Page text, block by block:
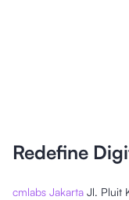
Redefine
cmlabs Jakarta Jl. Pluit